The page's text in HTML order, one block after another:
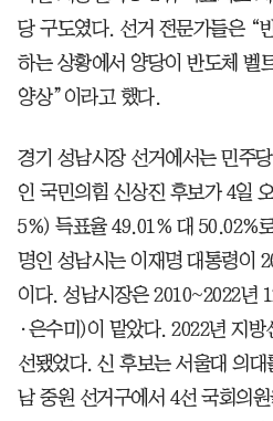
당 구도였다. 선거 전문가들은 “
하는 상황에서 양당이 반도체 벨
양상”이라고 했다.
경기 성남시장 선거에서는 민주
인 국민의힘 신상진 후보가 4일
5%) 득표율 49.01% 대 50.02%
명인 성남시는 이재명 대통령이
이다. 성남시장은 2010~2022년
·은수미)이 맡았다. 2022년 지
선됐었다. 신 후보는 서울대 의
남 중원 선거구에서 4선 국회의